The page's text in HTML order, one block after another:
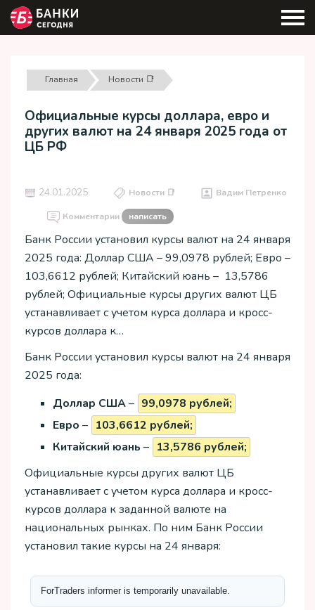
Главная Новости 📑
Официальные курсы доллара, евро и
других валют на 24 января 2025 года от
ЦБ РФ
24.01.2025 Новости 📑 Вадим Петренко
Комментарии написать
Банк России установил курсы валют на 24 января
2025 года: Доллар США – 99,0978 рублей; Евро –
103,6612 рублей; Китайский юань – 13,5786
рублей; Официальные курсы других валют ЦБ
устанавливает с учетом курса доллара и кросс-
курсов доллара к…
Банк России установил курсы валют на 24 января
2025 года:
Доллар США– 99,0978 рублей;
Евро – 103,6612 рублей;
Китайский юань – 13,5786 рублей;
Официальные курсы других валют ЦБ
устанавливает с учетом курса доллара и кросс-
курсов доллара к заданной валюте на
национальных рынках. По ним Банк России
установил такие курсы на 24 января: